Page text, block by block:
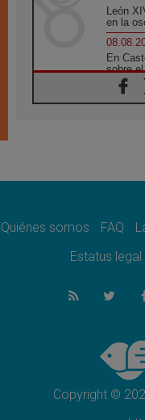
León
en la
En
sobre
En
del
se
crisis
Quiénes somos FAQ
Estatus legal
Copyright ©